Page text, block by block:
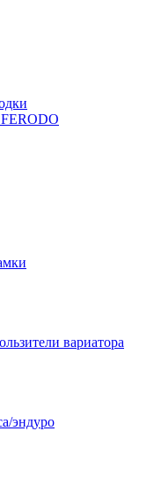
вариатора
эндуро